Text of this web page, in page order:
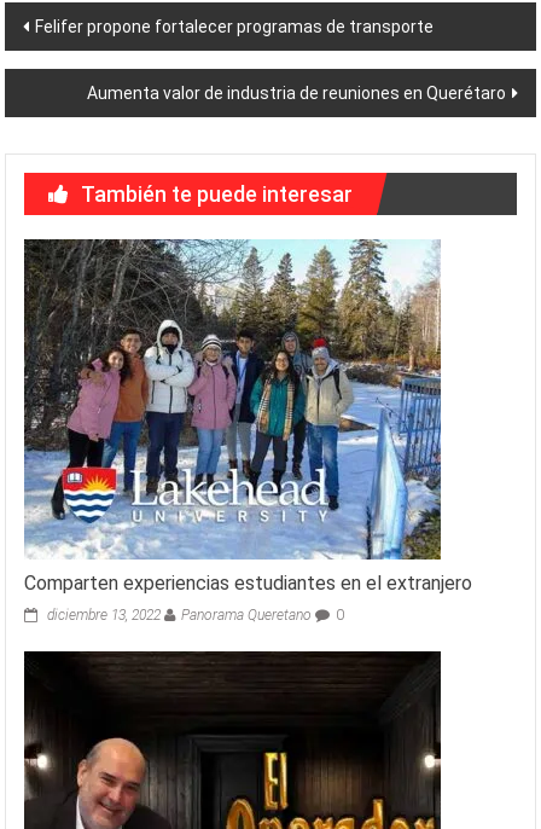
Navegación
de
entradas
Felifer propone fortalecer programas de transporte
Aumenta valor de industria de reuniones en Querétaro
También te puede interesar
Comparten experiencias estudiantes en el extranjero
diciembre 13, 2022 Panorama Queretano 0